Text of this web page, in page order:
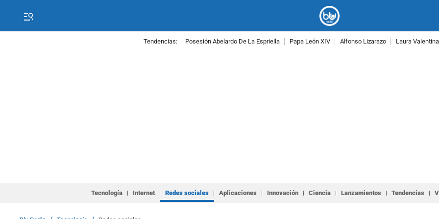
Tendencias: Posesión Abelardo De La Espriella Papa León XIV Alfonso Lizarazo Laura
Tecnología Internet Redes sociales Aplicaciones Innovación Ciencia Lanzamientos Tendencias